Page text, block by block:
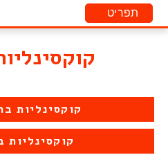
קוקסינליות
קוקסינליות